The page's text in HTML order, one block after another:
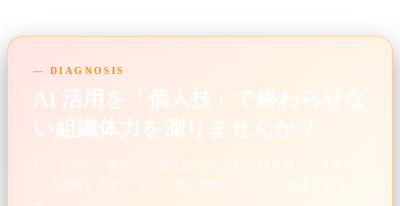
— DIAGNOSIS
AI 活用を「個人技」で終わらせな
い組織体力を測りませんか？